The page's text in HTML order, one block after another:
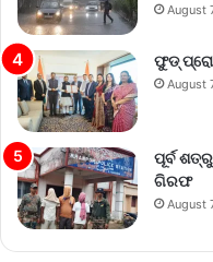
August
ଫୁଡ୍
August
ପୂର୍ବ
ଗିରଫ
August